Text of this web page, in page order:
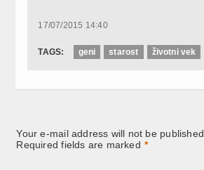
17/07/2015 14:40
TAGS: geni starost životni vek
Your e-mail address will not be published.
Required fields are marked *